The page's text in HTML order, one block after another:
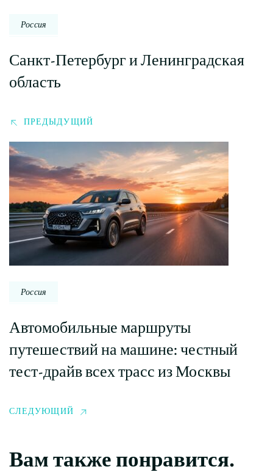
Россия
Санкт-Петербург и Ленинградская
область
ПРЕДЫДУЩИЙ
Россия
Автомобильные маршруты
путешествий на машине: честный
тест-драйв всех трасс из Москвы
СЛЕДУЮЩИЙ
Вам также понравится.